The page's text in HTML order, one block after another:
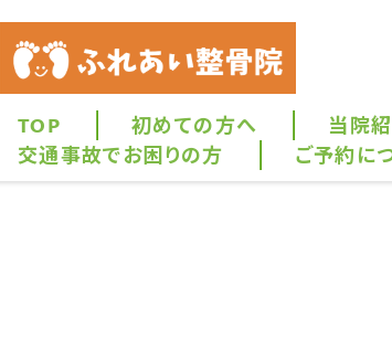
TOP 初めての方へ 当院
交通事故でお困りの方
ご予約に